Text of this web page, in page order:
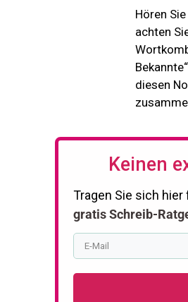
Hören
achten
diesen
Keinen
Tragen Sie sich hier
gratis Schreib-